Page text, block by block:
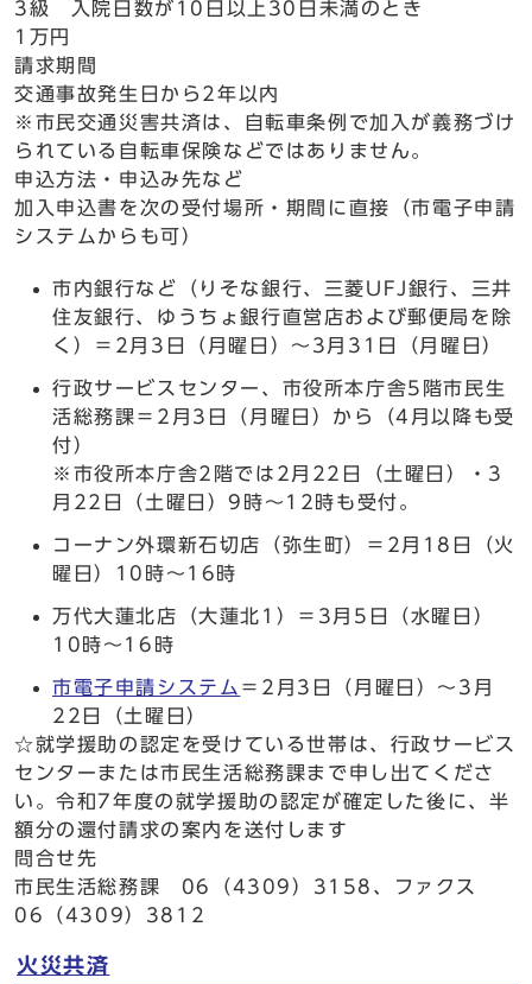
3級 入院日数が10日以上30日未満のとき
1万円
請求期間
交通事故発生日から2年以内
※市民交通災害共済は、自転車条例で加入が義務づけ
られている自転車保険などではありません。
申込方法・申込み先など
加入申込書を次の受付場所・期間に直接（市電子申請
システムからも可）
市内銀行など（りそな銀行、三菱UFJ銀行、三井
住友銀行、ゆうちょ銀行直営店および郵便局を除
く）＝2月3日（月曜日）～3月31日（月曜日）
行政サービスセンター、市役所本庁舎5階市民生
活総務課＝2月3日（月曜日）から（4月以降も受
付）
※市役所本庁舎2階では2月22日（土曜日）・3
月22日（土曜日）9時～12時も受付。
コーナン外環新石切店（弥生町）＝2月18日（火
曜日）10時～16時
万代大蓮北店（大蓮北1）＝3月5日（水曜日）
10時～16時
市電子申請システム ＝2月3日（月曜日）～3月
22日（土曜日）
☆就学援助の認定を受けている世帯は、行政サービス
センターまたは市民生活総務課まで申し出てくださ
い。令和7年度の就学援助の認定が確定した後に、半
額分の還付請求の案内を送付します
問合せ先
市民生活総務課 06（4309）3158、ファクス
06（4309）3812
火災共済